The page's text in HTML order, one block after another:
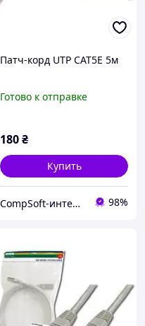
Патч-корд UTP CAT5E 5м
Готово к отправке
180₴
Купить
CompSoft-интернет магазин компьютерных комплектующих 98%